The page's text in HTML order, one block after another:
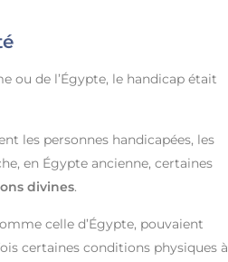
ou de l’Égypte, le handicap était
les personnes handicapées, les
en Égypte ancienne, certaines
divines.
celle d’Égypte, pouvaient
certaines conditions physiques à